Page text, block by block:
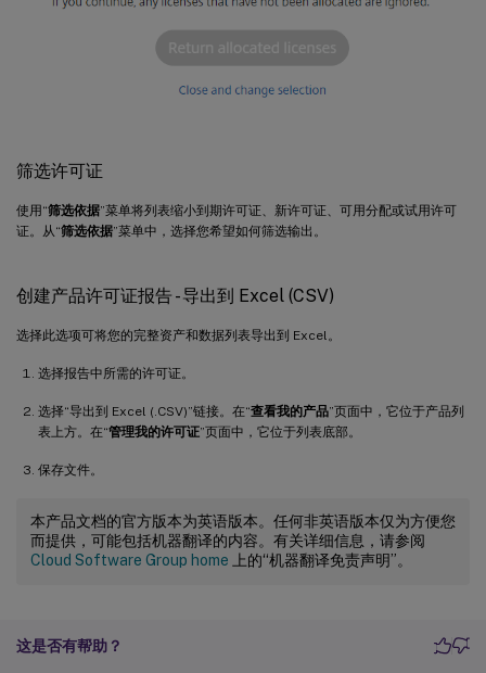
筛选许可证
使用“筛选依据”菜单将列表缩小到期许可证、新许可证、可用分配或试用许可
证。从“筛选依据”菜单中，选择您希望如何筛选输出。
创建产品许可证报告 - 导出到 Excel (CSV)
选择此选项可将您的完整资产和数据列表导出到 Excel。
选择报告中所需的许可证。
选择“导出到 Excel (.CSV)”链接。在“查看我的产品”页面中，它位于产品列
表上方。在“管理我的许可证”页面中，它位于列表底部。
保存文件。
本产品文档的官方版本为英语版本。任何非英语版本仅为方便您
而提供，可能包括机器翻译的内容。有关详细信息，请参阅
Cloud Software Group home 上的“机器翻译免责声明”。
这是否有帮助？